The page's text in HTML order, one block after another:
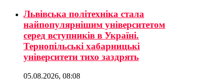
Львівська політехніка стала
найпопулярнішим університетом
серед вступників в Україні.
Тернопільські хабарницькі
університети тихо заздрять
05.08.2026, 08:08